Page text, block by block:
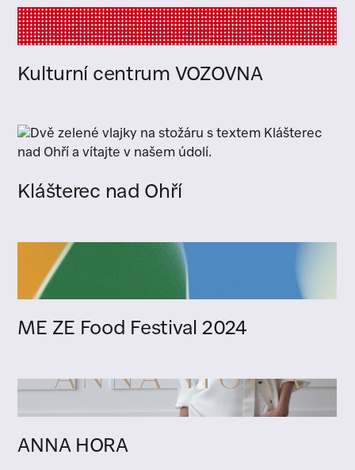
Kulturní centrum VOZOVNA
Klášterec nad Ohří
ME ZE Food Festival 2024
ANNA HORA